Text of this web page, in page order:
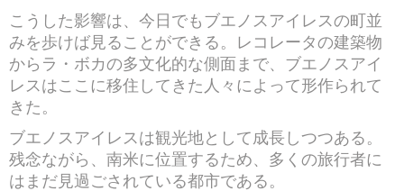
こうした影響は、今日でもブエノスアイレスの町並
みを歩けば見ることができる。レコレータの建築物
からラ・ボカの多文化的な側面まで、ブエノスアイ
レスはここに移住してきた人々によって形作られて
きた。
ブエノスアイレスは観光地として成長しつつある。
残念ながら、南米に位置するため、多くの旅行者に
はまだ見過ごされている都市である。